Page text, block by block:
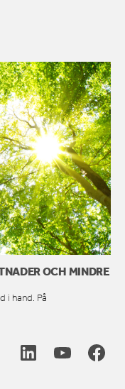
OCH MINDRE
i hand. På